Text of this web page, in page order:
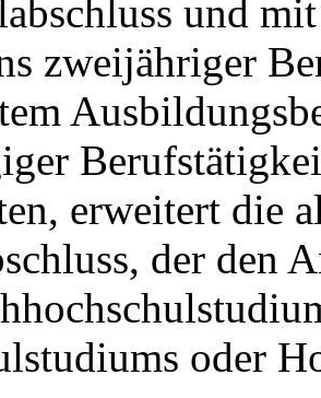
und
zweijähriger
erweitert die
der den
oder